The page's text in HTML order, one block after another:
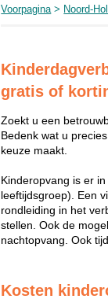
Voorpagina> Noord-
gratis of
Zoekt u een
Bedenk wat u
keuze maakt.
Kinderopvang is er
leeftijdsgroep). Een
rondleiding in het
stellen. Ook de
nachtopvang. Ook
Kosten